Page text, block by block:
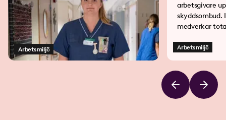
Arbetsmiljö
arbetsgivare
skyddsombud.
medverkar
Arbetsmiljö